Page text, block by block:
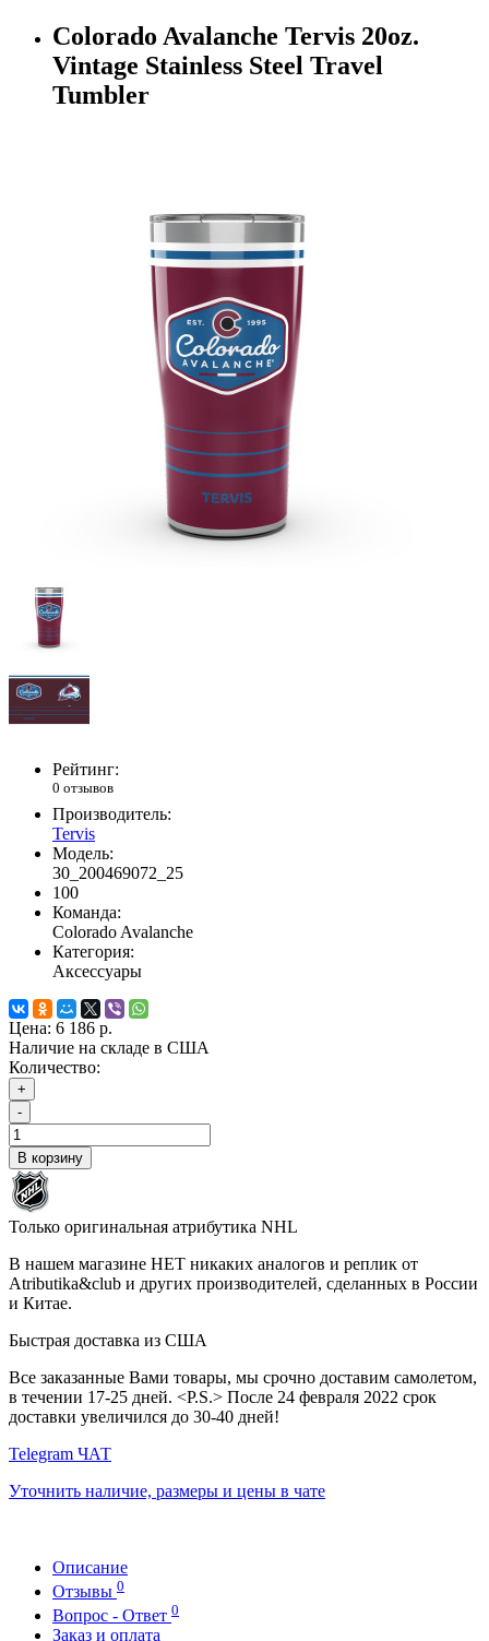
Colorado Avalanche Tervis 20oz.
Vintage Stainless Steel Travel
Tumbler
Рейтинг:
0 отзывов
Производитель:
Tervis
Модель:
30_200469072_25
100
Команда:
Colorado Avalanche
Категория:
Аксессуары
Цена: 6 186 р.
Наличие на складе в США
Количество:
+
-
В корзину
Только оригинальная атрибутика NHL
В нашем магазине НЕТ никаких аналогов и реплик от
Atributika&club и других производителей, сделанных в России
и Китае.
Быстрая доставка из США
Все заказанные Вами товары, мы срочно доставим самолетом,
в течении 17-25 дней. <P.S.> После 24 февраля 2022 срок
доставки увеличился до 30-40 дней!
Telegram ЧАТ
Уточнить наличие, размеры и цены в чате
Описание
Отзывы 0
Вопрос - Ответ 0
Заказ и оплата